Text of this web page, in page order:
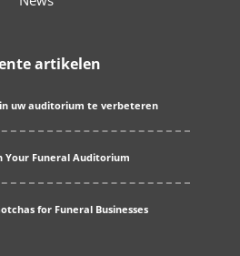
artikelen
uw auditorium te verbeteren
Your Funeral Auditorium
for Funeral Businesses